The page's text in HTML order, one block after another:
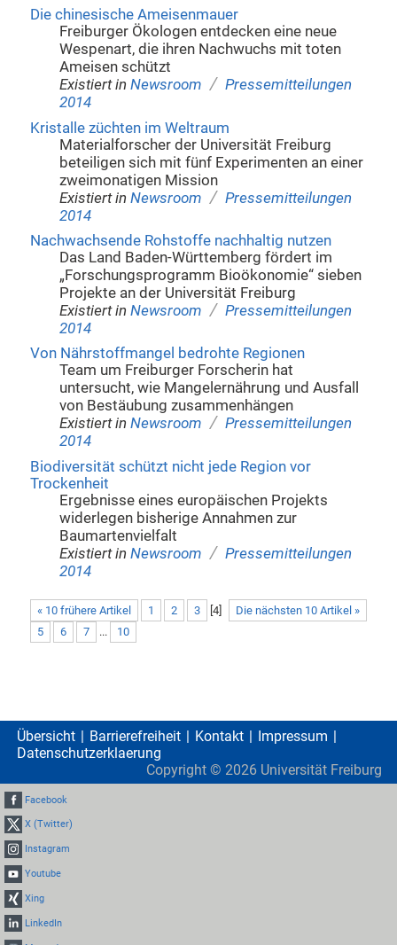
Die chinesische Ameisenmauer
Freiburger Ökologen entdecken eine neue
Wespenart, die ihren Nachwuchs mit toten
Ameisen schützt
Existiert in Newsroom / Pressemitteilungen
2014
Kristalle züchten im Weltraum
Materialforscher der Universität Freiburg
beteiligen sich mit fünf Experimenten an einer
zweimonatigen Mission
Existiert in Newsroom / Pressemitteilungen
2014
Nachwachsende Rohstoffe nachhaltig nutzen
Das Land Baden-Württemberg fördert im
„Forschungsprogramm Bioökonomie“ sieben
Projekte an der Universität Freiburg
Existiert in Newsroom / Pressemitteilungen
2014
Von Nährstoffmangel bedrohte Regionen
Team um Freiburger Forscherin hat
untersucht, wie Mangelernährung und Ausfall
von Bestäubung zusammenhängen
Existiert in Newsroom / Pressemitteilungen
2014
Biodiversität schützt nicht jede Region vor
Trockenheit
Ergebnisse eines europäischen Projekts
widerlegen bisherige Annahmen zur
Baumartenvielfalt
Existiert in Newsroom / Pressemitteilungen
2014
« 10 frühere Artikel Die nächsten 10 Artikel »
1 2 3 4]
5
6 7 ... 10
Übersicht Barrierefreiheit Kontakt
Impressum
Datenschutzerklaerung
Copyright © 2026 Universität Freiburg
Facebook
X (Twitter)
Instagram
Youtube
Xing
LinkedIn